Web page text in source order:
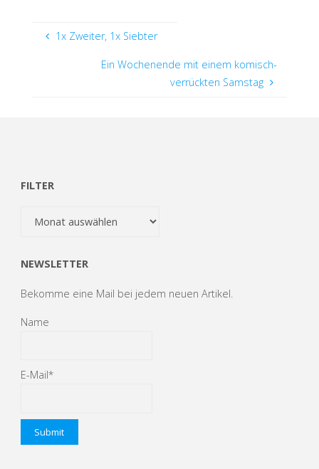
1x Zweiter, 1x Siebter
Ein Wochenende mit einem komisch-
verrückten Samstag
FILTER
NEWSLETTER
Bekomme eine Mail bei jedem neuen Artikel.
Name
E-Mail*